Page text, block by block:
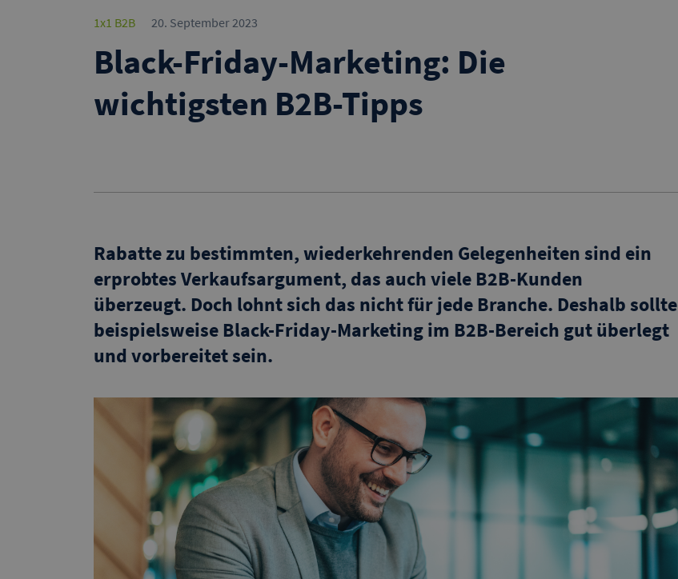
1x1 B2B 20. September 2023
Black-Friday-Marketing: Die
wichtigsten B2B-Tipps
Rabatte zu bestimmten, wiederkehrenden Gelegenheiten sind ein
erprobtes Verkaufsargument, das auch viele B2B-Kunden
überzeugt. Doch lohnt sich das nicht für jede Branche. Deshalb sollte
beispielsweise Black-Friday-Marketing im B2B-Bereich gut überlegt
und vorbereitet sein.